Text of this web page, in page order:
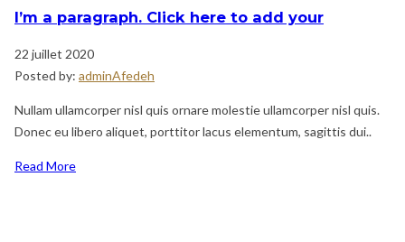
I’m a paragraph. Click here to add your
22 juillet 2020
Posted by: adminAfedeh
Nullam ullamcorper nisl quis ornare molestie ullamcorper nisl quis.
Donec eu libero aliquet, porttitor lacus elementum, sagittis dui..
Read More